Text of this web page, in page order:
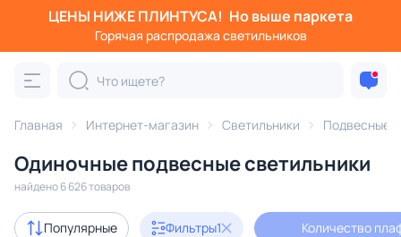
ЦЕНЫ НИЖЕ ПЛИНТУСА! Но выше паркета
Горячая распродажа светильников
Главная Интернет-магазин Светильники Подвесные
Одиночные подвесные светильники
найдено 6 626 товаров
Популярные Фильтры1 Количество
Фильтры
Категория: Подвесные светильники
шары подвесы одиночные светодиодные
Акции 1048